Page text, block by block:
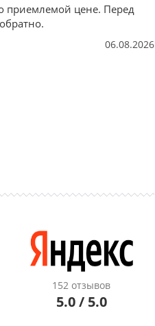
приемлемой цене. Перед
06.08.2026
152 отзывов
5.0 / 5.0